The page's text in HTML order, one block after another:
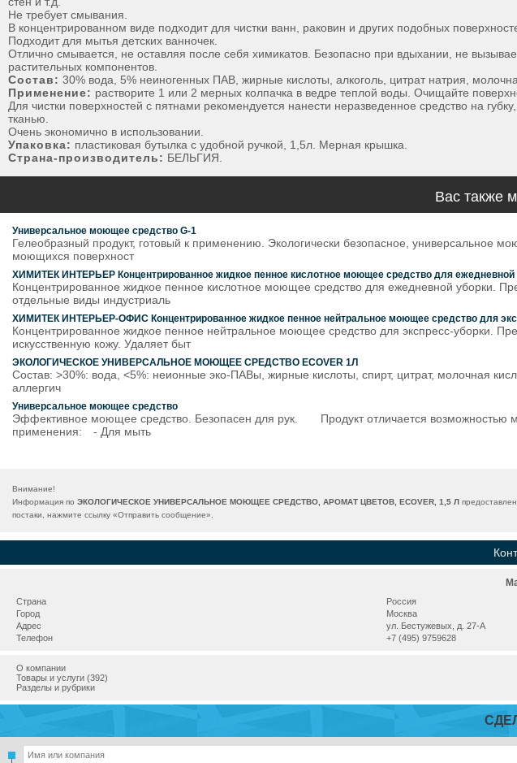
Не требует смывания.
В концентрированном виде подходит для чистки ванн, раковин и других подобных
Подходит для мытья детских ванночек.
Отлично смывается, не оставляя после себя химикатов. Безопасно при вдыхании, не
растительных компонентов.
Состав: 30% вода, 5% неиногенных ПАВ, жирные кислоты, алкоголь, цитрат натрия,
Применение: растворите 1 или 2 мерных колпачка в ведре теплой воды. Очищайте
Для чистки поверхностей с пятнами рекомендуется нанести неразведенное средство на
тканью.
Очень экономично в использовании.
Упаковка: пластиковая бутылка с удобной ручкой, 1,5л. Мерная крышка.
Страна-производитель: БЕЛЬГИЯ.
Вас также
Универсальное моющее средство G-1
Гелеобразный продукт, готовый к применению. Экологически безопасное, универсальное
моющихся поверхност
ХИМИТЕК ИНТЕРЬЕР Концентрированное жидкое пенное кислотное моющее средство для ежедневной
Концентрированное жидкое пенное кислотное моющее средство для ежедневной уборки.
отдельные виды индустриаль
ХИМИТЕК ИНТЕРЬЕР-ОФИС Концентрированное жидкое пенное нейтральное моющее средство для
Концентрированное жидкое пенное нейтральное моющее средство для экспресс-уборки.
искусственную кожу. Удаляет быт
ЭКОЛОГИЧЕСКОЕ УНИВЕРСАЛЬНОЕ МОЮЩЕЕ СРЕДСТВО ECOVER 1Л
Состав: >30%: вода, <5%: неионные эко-ПАВы, жирные кислоты, спирт, цитрат, молочная
аллергич
Универсальное моющее средство
Эффективное моющее средство. Безопасен для рук.⠀ ⠀ Продукт отличается
применения:⠀ - Для мыть
Внимание!
Информация по ЭКОЛОГИЧЕСКОЕ УНИВЕРСАЛЬНОЕ МОЮЩЕЕ СРЕДСТВО, АРОМАТ ЦВЕТОВ, ECOVER, 1,5 Л
постаки, нажмите ссылку «Отправить сообщение».
Страна
Россия
Город
Москва
Адрес
ул. Бестужевых, д. 27-А
Телефон
+7 (495) 9759628
О компании
Товары и услуги (392)
Разделы и рубрики